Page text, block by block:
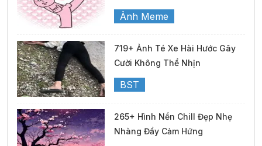
Ảnh Meme
719+ Ảnh Té Xe Hài Hước Gây
Cười Không Thể Nhịn
BST
265+ Hình Nền Chill Đẹp Nhẹ
Nhàng Đầy Cảm Hứng